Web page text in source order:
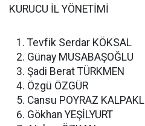
KURUCU İL YÖNETİMİ
Tevfik Serdar KÖKSAL
Günay MUSABAŞOĞLU
Şadi Berat TÜRKMEN
Özgü ÖZGÜR
Cansu POYRAZ KALPAKLI
Gökhan YEŞİLYURT